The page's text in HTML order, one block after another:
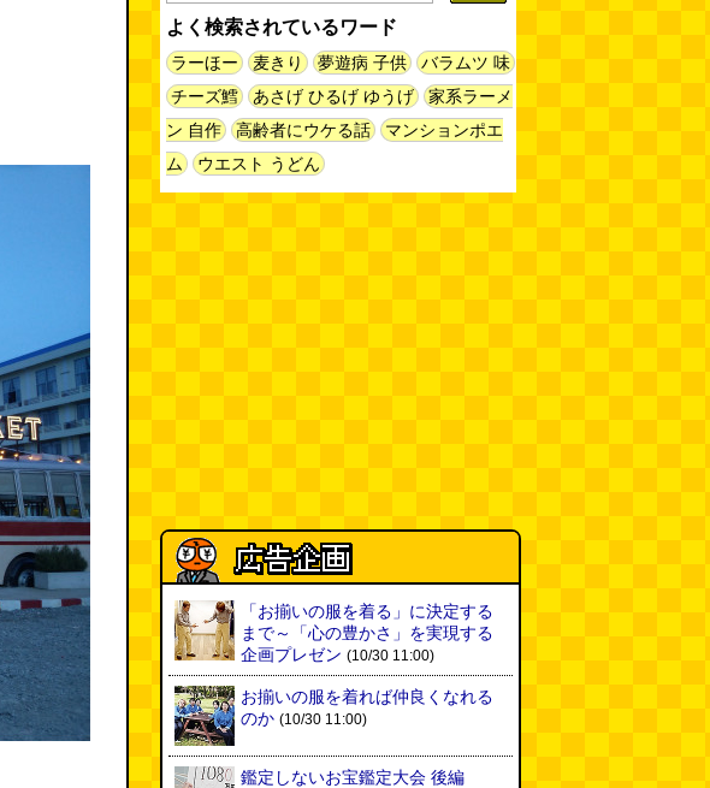
ベランダに咲いた小さな花
（2026.8.4 朝エッセイ/西村まさ
ゆき）(西村まさゆき)
(08.04
10:00)
SDカードのケチャップ和え / う
っかりデイリー 2026年8月1日号
(デイリーポータルZ) (08.03 17:00)
は本当か(べつやく れい)
11:00)
eco小（2026.8.3 朝エッセイと更
新情報）(ほり) (08.03 10:00)
夏の良さ、庭の木を抜く、AIっぽ
さ・7/25～31 のデイリーポータ
タルZ)
(08.02 11:00)
よく検索されているワード
ラーほー 麦きり 夢遊病 子供
バラムツ 味
チーズ鱈
あさげ ひるげ ゆうげ
家系ラーメ
ン 自作
高齢者にウケる話
マンションポエ
ム
ウエスト うどん
「お揃いの服を着る」に決定する
まで～「心の豊かさ」を実現する
企画プレゼン (10/30 11:00)
お揃いの服を着れば仲良くなれる
のか (10/30 11:00)
鑑定しないお宝鑑定大会 後編